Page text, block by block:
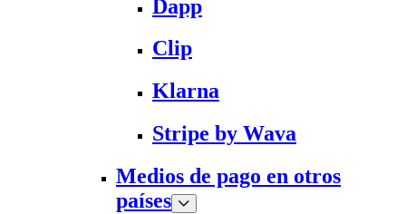
Dapp
Clip
Klarna
Stripe by Wava
Medios de pago en otros
países